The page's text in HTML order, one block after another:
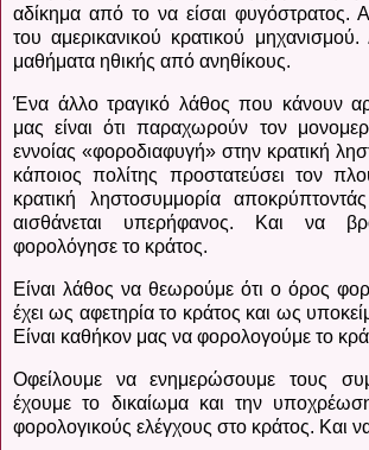
αδίκημα από το να είσαι φυγόστρατος.
του αμερικανικού κρατικού μηχανισμού.
μαθήματα ηθικής από ανηθίκους.
Ένα άλλο τραγικό λάθος που κάνουν
μας είναι ότι παραχωρούν τον
εννοίας «φοροδιαφυγή» στην κρατική
κάποιος πολίτης προστατεύσει τον
κρατική ληστοσυμμορία
αισθάνεται υπερήφανος. Και να
φορολόγησε το κράτος.
Είναι λάθος να θεωρούμε ότι ο όρος
έχει ως αφετηρία το κράτος και ως
Είναι καθήκον μας να φορολογούμε το
Οφείλουμε να ενημερώσουμε τους
έχουμε το δικαίωμα και την
φορολογικούς ελέγχους στο κράτος. Και